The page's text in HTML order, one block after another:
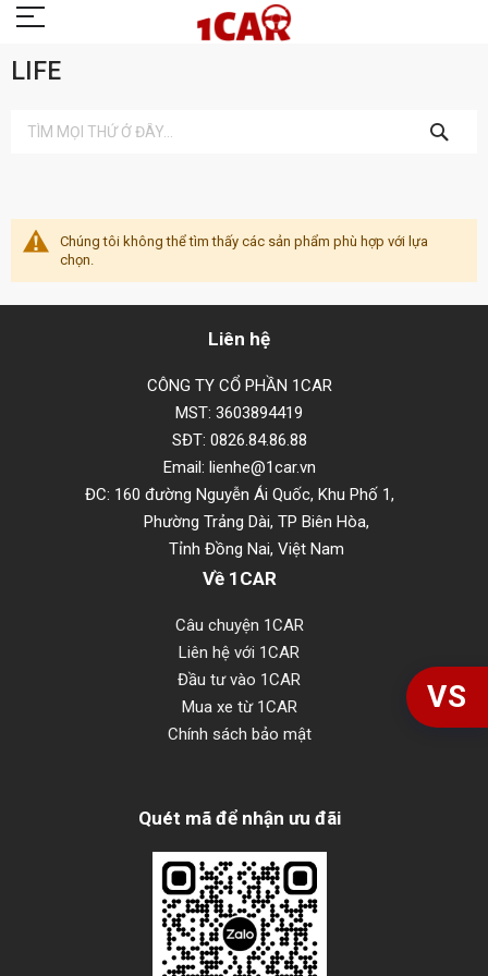
LIFE
KIẾM
Chúng tôi không thể tìm thấy các sản phẩm phù hợp với lựa
chọn.
Liên hệ
CÔNG TY CỔ PHẦN 1CAR
MST: 3603894419
SĐT: 0826.84.86.88
Email: lienhe@1car.vn
ĐC: 160 đường Nguyễn Ái Quốc, Khu Phố 1,
Phường Trảng Dài, TP Biên Hòa,
Tỉnh Đồng Nai, Việt Nam
Về 1CAR
Câu chuyện 1CAR
Liên hệ với 1CAR
Đầu tư vào 1CAR
Mua xe từ 1CAR
Chính sách bảo mật
Quét mã để nhận ưu đãi
VS